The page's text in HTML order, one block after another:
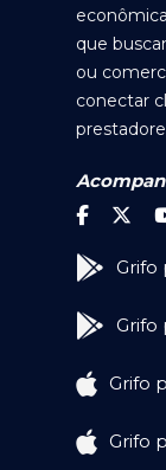
que
ou
conectar
Grifo
Grifo
Grifo
Grifo